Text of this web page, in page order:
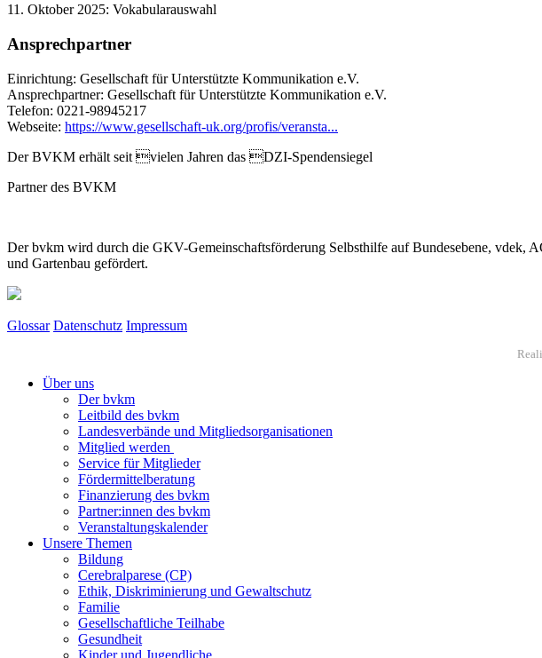
11. Oktober 2025: Vokabularauswahl
Ansprechpartner
Einrichtung: Gesellschaft für Unterstützte Kommunikation e.V.
Ansprechpartner: Gesellschaft für Unterstützte Kommunikation e.V.
Telefon: 0221-98945217
Webseite: https://www.gesellschaft-uk.org/profis/veransta...
Der BVKM erhält seit vielen Jahren das DZI-Spendensiegel
Partner des BVKM
Der bvkm wird durch die GKV-Gemeinschaftsförderung Selbsthilfe auf Bundesebene,
und Gartenbau gefördert.
Glossar Datenschutz Impressum
Über uns
Der bvkm
Leitbild des bvkm
Landesverbände und Mitgliedsorganisationen
Mitglied werden
Service für Mitglieder
Fördermittelberatung
Finanzierung des bvkm
Partner:innen des bvkm
Veranstaltungskalender
Unsere Themen
Bildung
Cerebralparese (CP)
Ethik, Diskriminierung und Gewaltschutz
Familie
Gesellschaftliche Teilhabe
Gesundheit
Kinder und Jugendliche